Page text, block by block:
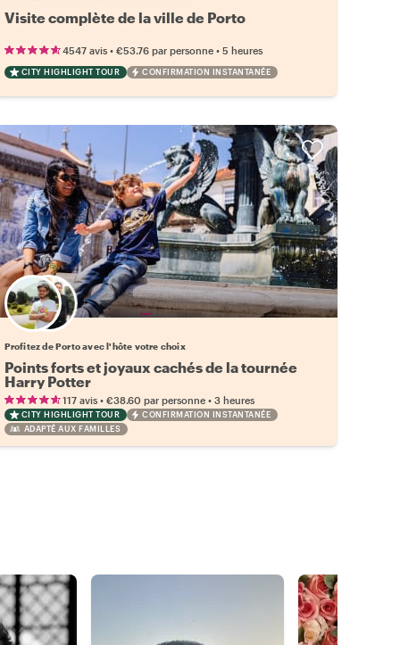
Visite complète de la ville de Porto
4547 avis• €53.76 par personne• 5 heures
CITY HIGHLIGHT TOUR CONFIRMATION INSTANTANÉE
Choisissez votre local favori
Profitez de Porto avec l'hôte votre choix
Points forts et joyaux cachés de la tournée
Harry Potter
117 avis• €38.60 par personne• 3 heures
CITY HIGHLIGHT TOUR
CONFIRMATION INSTANTANÉE
ADAPTÉ AUX FAMILLES